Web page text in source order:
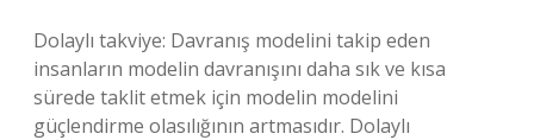
Dolaylı takviye: Davranış modelini takip eden
insanların modelin davranışını daha sık ve kısa
sürede taklit etmek için modelin modelini
güçlendirme olasılığının artmasıdır. Dolaylı